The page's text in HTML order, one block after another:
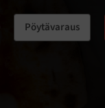
Pöytävaraus